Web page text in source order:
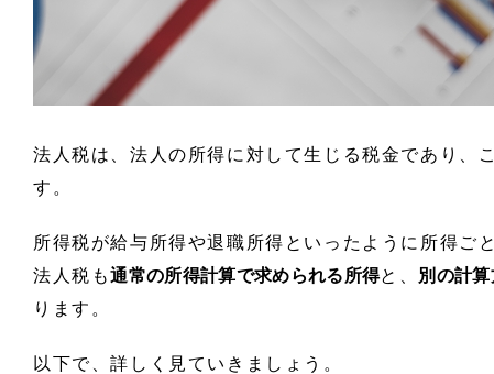
法人税は、法人の所得に対して生じる税金であり、
す。
所得税が給与所得や退職所得といったように所得ご
法人税も通常の所得計算で求められる所得と、 別の計
ります。
以下で、詳しく見ていきましょう。